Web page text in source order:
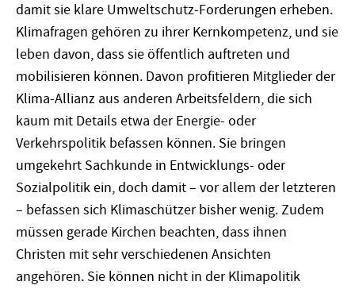
damit sie klare Umweltschutz-Forderungen erheben.
Klimafragen gehören zu ihrer Kernkompetenz, und sie
leben davon, dass sie öffentlich auftreten und
mobilisieren können. Davon profitieren Mitglieder der
Klima-Allianz aus anderen Arbeitsfeldern, die sich
kaum mit Details etwa der Energie- oder
Verkehrspolitik befassen können. Sie bringen
umgekehrt Sachkunde in Entwicklungs- oder
Sozialpolitik ein, doch damit – vor allem der letzteren
– befassen sich Klimaschützer bisher wenig. Zudem
müssen gerade Kirchen beachten, dass ihnen
Christen mit sehr verschiedenen Ansichten
angehören. Sie können nicht in der Klimapolitik